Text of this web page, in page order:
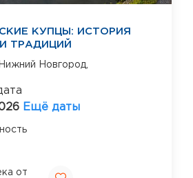
КУПЦЫ: ИСТОРИЯ
ТРАДИЦИЙ
Нижний Новгород,
Ещё даты
от